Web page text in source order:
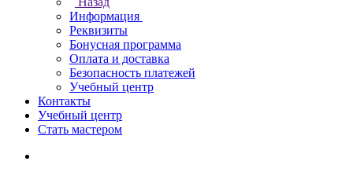
Информация
Реквизиты
Бонусная программа
Оплата и доставка
Безопасность платежей
Учебный центр
Контакты
Учебный центр
Стать мастером